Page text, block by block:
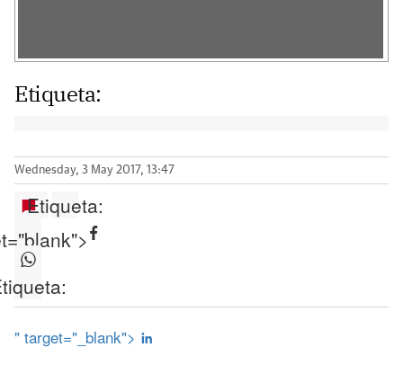
Etiqueta:
Wednesday, 3 May 2017, 13:47
Etiqueta:
" target="_blank">